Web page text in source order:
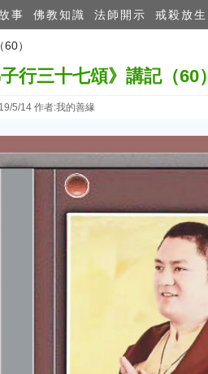
事 佛教知識 法師開示 戒殺放生
）
行三十七頌》講記（60）
5/14 作者:我的善緣